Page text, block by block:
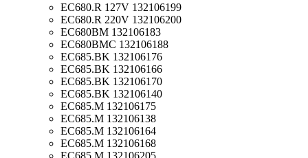
EC680.R 127V 132106199
EC680.R 220V 132106200
EC680BM 132106183
EC680BMC 132106188
EC685.BK 132106176
EC685.BK 132106166
EC685.BK 132106170
EC685.BK 132106140
EC685.M 132106175
EC685.M 132106138
EC685.M 132106164
EC685.M 132106168
EC685.M 132106205